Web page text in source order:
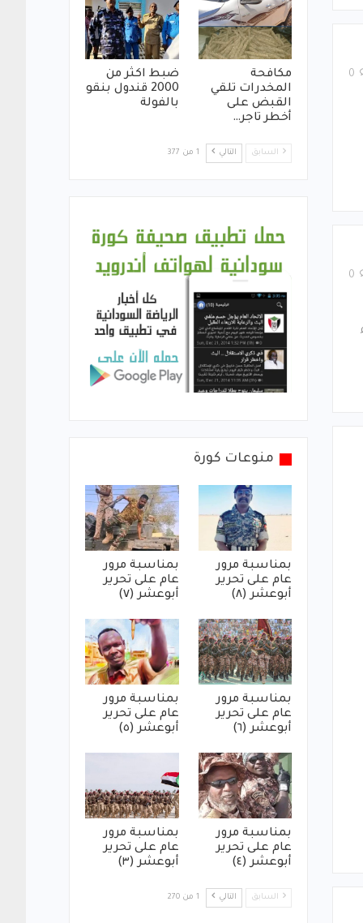
مكافحة
المخدرات تلقي
القبض على
أخطر تاجر…
ضبط اكثر من
2000 قندول بنقو
بالفولة
السابق التالي 1 من 377
منوعات كورة
بمناسبة مرور
عام على تحرير
أبوعشر (٨)
بمناسبة مرور
عام على تحرير
أبوعشر (٧)
بمناسبة مرور
عام على تحرير
أبوعشر (٦)
بمناسبة مرور
عام على تحرير
أبوعشر (٥)
بمناسبة مرور
عام على تحرير
أبوعشر (٤)
بمناسبة مرور
عام على تحرير
أبوعشر (٣)
السابق التالي 1 من 270